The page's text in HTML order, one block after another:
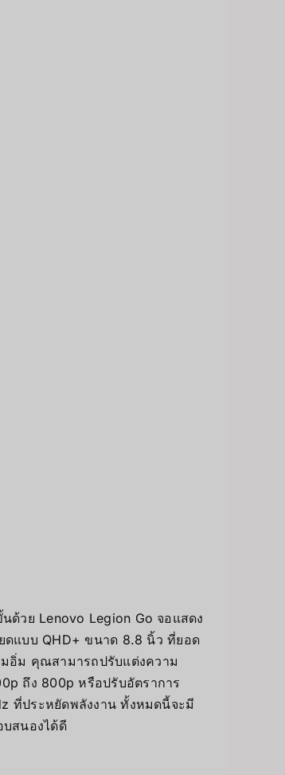
ด้วย Lenovo Legion Go จอแสดง
ดแบบ QHD+ ขนาด 8.8 นิ้ว ที่ยอด
อิ่ม คุณสามารถปรับแต่งความ
ถึง 800p หรือปรับอัตราการ
ที่ประหยัดพลังงาน ทั้งหมดนี้จะมี
สนองได้ดี